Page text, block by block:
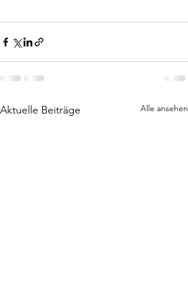
Aktuelle Beiträge Alle ansehen